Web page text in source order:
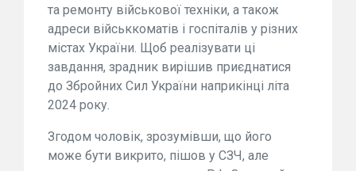
та ремонту військової техніки, а також
адреси військкоматів і госпіталів у різних
містах України. Щоб реалізувати ці
завдання, зрадник вирішив приєднатися
до Збройних Сил України наприкінці літа
2024 року.
Згодом чоловік, зрозумівши, що його
може бути викрито, пішов у СЗЧ, але